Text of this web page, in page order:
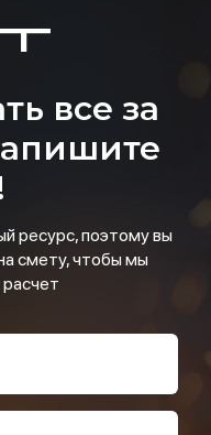
все за
ресурс, поэтому вы
смету, чтобы мы